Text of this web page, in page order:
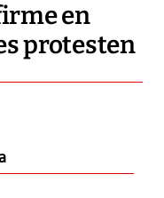
en
protesten